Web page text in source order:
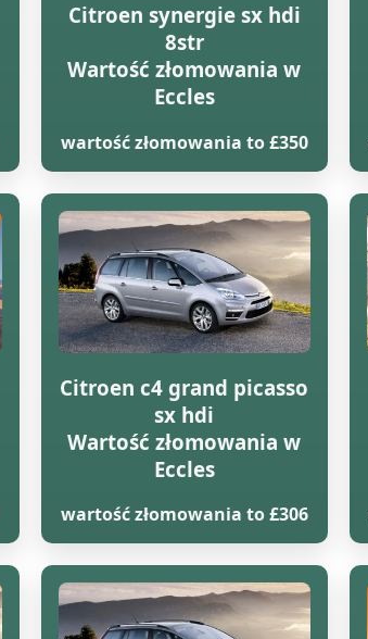
Citroen synergie sx hdi
8str
Wartość złomowania w
Eccles
wartość złomowania to £350
Citroen c4 grand picasso
sx hdi
Wartość złomowania w
Eccles
wartość złomowania to £306